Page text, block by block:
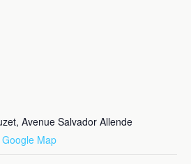
Avenue Salvador Allende
Google Map